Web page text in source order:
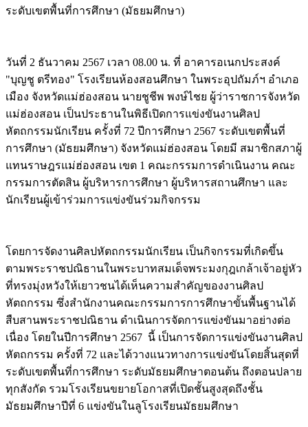
ระดับเขตพื้นที่การศึกษา (มัธยมศึกษา)
วันที่ 2 ธันวาคม 2567 เวลา 08.00 น. ที่ อาคารอเนกประสงค์
"บุญชู ตรีทอง" โรงเรียนห้องสอนศึกษา ในพระอุปถัมภ์ฯ อำเภอ
เมือง จังหวัดแม่ฮ่องสอน นายชูชีพ พงษ์ไชย ผู้ว่าราชการจังหวัด
แม่ฮ่องสอน เป็นประธานในพิธีเปิดการแข่งขันงานศิลป
หัตถกรรมนักเรียน ครั้งที่ 72 ปีการศึกษา 2567 ระดับเขตพื้นที่
การศึกษา (มัธยมศึกษา) จังหวัดแม่ฮ่องสอน โดยมี สมาชิกสภาผู้
แทนราษฎรแม่ฮ่องสอน เขต 1 คณะกรรมการดำเนินงาน คณะ
กรรมการตัดสิน ผู้บริหารการศึกษา ผู้บริหารสถานศึกษา และ
นักเรียนผู้เข้าร่วมการแข่งขันร่วมกิจกรรม
โดยการจัดงานศิลปหัตถกรรมนักเรียน เป็นกิจกรรมที่เกิดขึ้น
ตามพระราชปณิธานในพระบาทสมเด็จพระมงกุฎเกล้าเจ้าอยู่หัว
ที่ทรงมุ่งหวังให้เยาวชนได้เห็นความสำคัญของงานศิลป
หัตถกรรม ซึ่งสำนักงานคณะกรรมการการศึกษาขั้นพื้นฐานได้
สืบสานพระราชปณิธาน ดำเนินการจัดการแข่งขันมาอย่างต่อ
เนื่อง โดยในปีการศึกษา 2567 นี้ เป็นการจัดการแข่งขันงานศิลป
หัตถกรรม ครั้งที่ 72 และได้วางแนวทางการแข่งขันโดยสิ้นสุดที่
ระดับเขตพื้นที่การศึกษา ระดับมัธยมศึกษาตอนต้น ถึงตอนปลาย
ทุกสังกัด รวมโรงเรียนขยายโอกาสที่เปิดชั้นสูงสุดถึงชั้น
มัธยมศึกษาปีที่ 6 แข่งขันในลูโรงเรียนมัธยมศึกษา